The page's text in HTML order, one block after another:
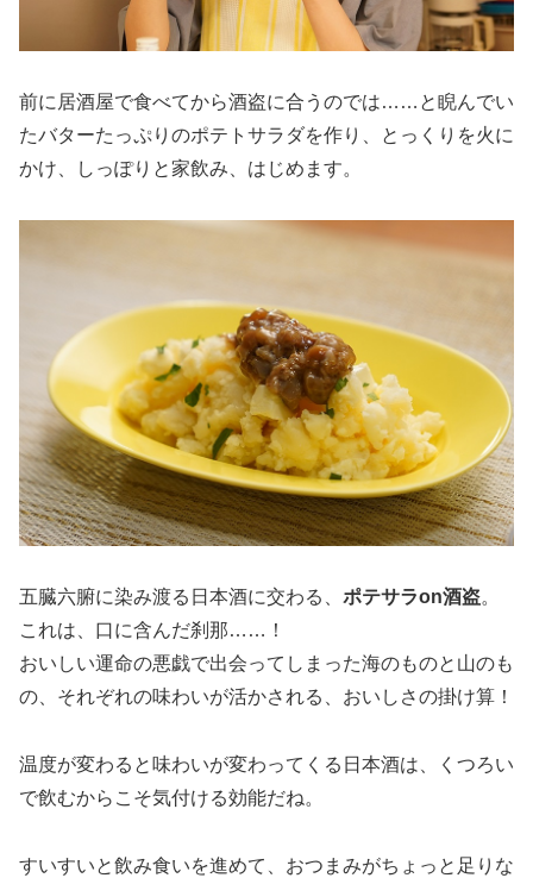
前に居酒屋で食べてから酒盗に合うのでは……と睨んでい
たバターたっぷりのポテトサラダを作り、とっくりを火に
かけ、しっぽりと家飲み、はじめます。
五臓六腑に染み渡る日本酒に交わる、 ポテサラon酒盗。
これは、口に含んだ刹那……！
おいしい運命の悪戯で出会ってしまった海のものと山のも
の、それぞれの味わいが活かされる、おいしさの掛け算！
温度が変わると味わいが変わってくる日本酒は、くつろい
で飲むからこそ気付ける効能だね。
すいすいと飲み食いを進めて、おつまみがちょっと足りな